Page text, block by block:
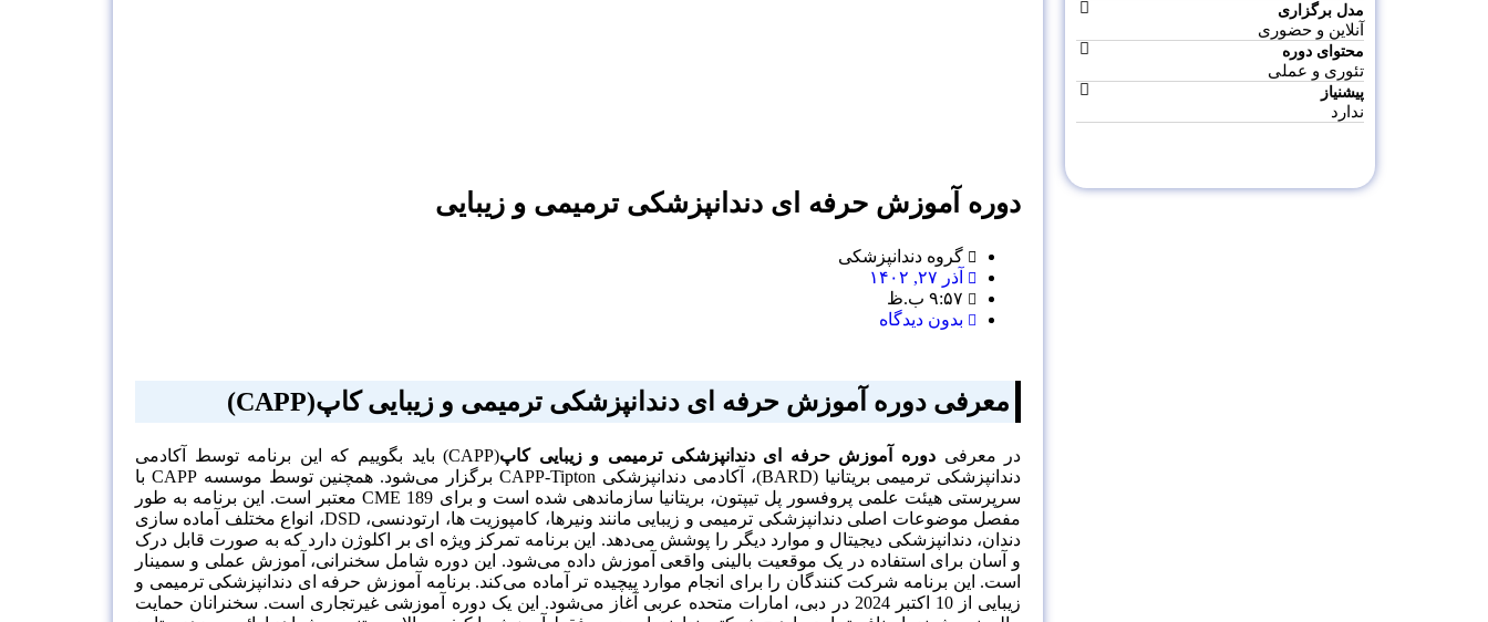
مدل برگزاری
آنلاین و حضوری
محتوای دوره
تئوری و عملی
پیشنیاز
ندارد
دوره آموزش حرفه ای دندانپزشکی ترمیمی و زیبایی
گروه دندانپزشکی
آذر ۲۷, ۱۴۰۲
۹:۵۷ ب.ظ
بدون دیدگاه
معرفی دوره آموزش حرفه ای دندانپزشکی ترمیمی و زیبایی کاپ(CAPP
)
در معرفی دوره آموزش حرفه ای دندانپزشکی ترمیمی و زیبایی کاپ
(CAPP) باید بگوییم که این برنامه توسط آکادمی
دندانپزشکی ترمیمی بریتانیا (BARD)، آکادمی دندانپزشکی CAPP-Tipton برگزار می‌شود. همچنین توسط موسسه CAPP با
سرپرستی هیئت علمی پروفسور پل تیپتون، بریتانیا سازماندهی شده است و برای 189 CME معتبر است. این برنامه به طور
مفصل موضوعات اصلی دندانپزشکی ترمیمی و زیبایی مانند ونیرها، کامپوزیت ها، ارتودنسی، DSD، انواع مختلف آماده سازی
دندان، دندانپزشکی دیجیتال و موارد دیگر را پوشش می‌دهد. این برنامه تمرکز ویژه ای بر اکلوژن دارد که به صورت قابل درک
و آسان برای استفاده در یک موقعیت بالینی واقعی آموزش داده می‌شود. این دوره شامل سخنرانی، آموزش عملی و سمینار
است. این برنامه شرکت کنندگان را برای انجام موارد پیچیده تر آماده می‌کند. برنامه آموزش حرفه ای دندانپزشکی ترمیمی و
زیبایی از 10 اکتبر 2024 در دبی، امارات متحده عربی آغاز می‌شود. این یک دوره آموزشی غیرتجاری است. سخنرانان حمایت